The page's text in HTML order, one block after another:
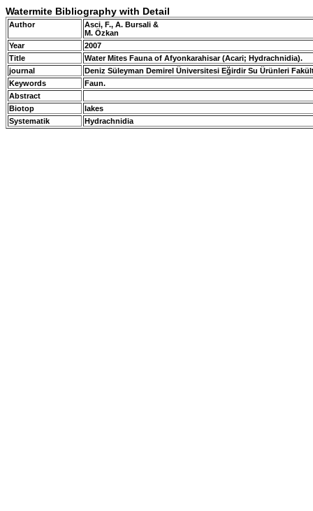
Watermite Bibliography with Detail
Author
Asci, F., A. Bursali &
M. Özkan
Year
2007
Title
Water Mites Fauna of Afyonkarahisar (Acari; Hydrachnidia).
journal
Deniz Süleyman Demirel Üniversitesi Eğirdir Su Ürünleri
Keywords
Faun.
Abstract
Biotop
lakes
Systematik
Hydrachnidia